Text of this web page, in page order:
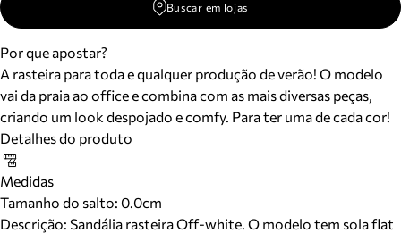
Buscar em lojas
Por que apostar?
A rasteira para toda e qualquer produção de verão! O modelo
vai da praia ao office e combina com as mais diversas peças,
criando um look despojado e comfy. Para ter uma de cada cor!
Detalhes do produto
Medidas
Tamanho do salto: 0.0cm
Descrição: Sandália rasteira Off-white. O modelo tem sola flat